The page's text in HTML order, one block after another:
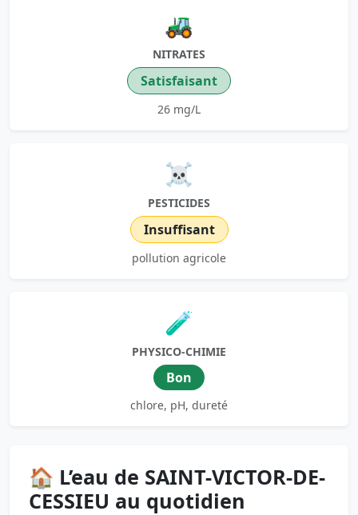
🚜
NITRATES
Satisfaisant
26 mg/L
☠️
PESTICIDES
Insuffisant
pollution agricole
🧪
PHYSICO-CHIMIE
Bon
chlore, pH, dureté
🏠 L’eau de SAINT-VICTOR-DE-
CESSIEU au quotidien